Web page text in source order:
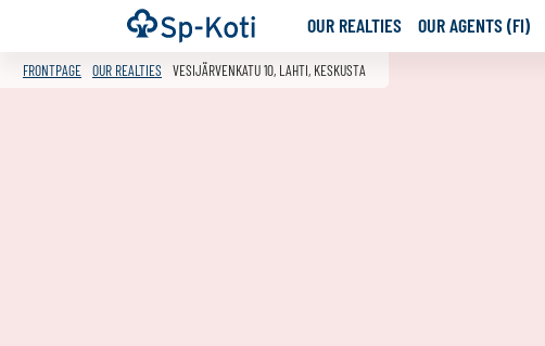
Go
to
content
Frontpage OUR REALTIES OUR AGENTS (FI)
FRONTPAGE OUR REALTIES VESIJÄRVENKATU 10, LAHTI, KESKUSTA